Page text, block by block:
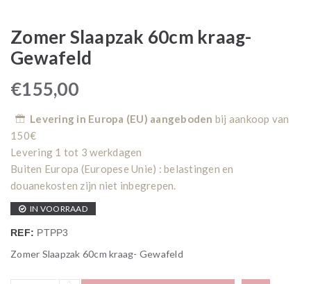
Zomer Slaapzak 60cm kraag-
Gewafeld
€155,00
Levering in Europa (EU) aangeboden bij aankoop van
150€
Levering 1 tot 3 werkdagen
Buiten Europa (Europese Unie) : belastingen en
douanekosten zijn niet inbegrepen.
IN VOORRAAD
REF: PTPP3
Zomer Slaapzak 60cm kraag- Gewafeld